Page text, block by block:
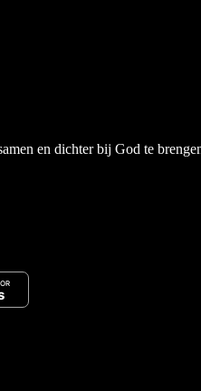
en dichter bij God te